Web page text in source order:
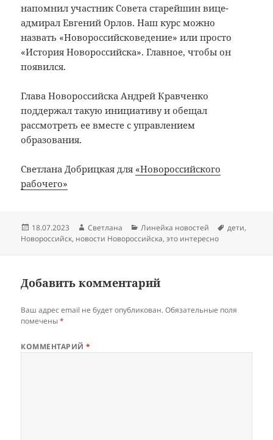
напомнил участник Совета старейшин вице-
адмирал Евгений Орлов. Наш курс можно
назвать «Новороссийсковедение» или просто
«История Новороссийска». Главное, чтобы он
появился.
Глава Новороссийска Андрей Кравченко
поддержал такую инициативу и обещал
рассмотреть ее вместе с управлением
образования.
Светлана Добрицкая для «Новороссийского
рабочего»
Опубликовано
18.07.2023 Автор
Светлана Рубрики
Линейка новостей Метки
дети,
Новороссийск, новости Новороссийска,это интересно
Добавить комментарий
Ваш адрес email не будет опубликован. Обязательные поля
помечены*
КОММЕНТАРИЙ*